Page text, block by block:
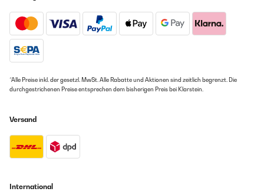
*Alle Preise inkl. der gesetzl. MwSt. Alle Rabatte und Aktionen sind zeitlich begrenzt. Die
durchgestrichenen Preise entsprechen dem bisherigen Preis bei Klarstein.
Versand
International